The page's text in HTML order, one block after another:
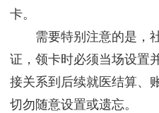
卡。
需要特别注意的是，社
证，领卡时必须当场设置
接关系到后续就医结算、
切勿随意设置或遗忘。